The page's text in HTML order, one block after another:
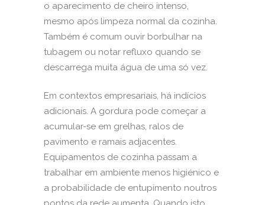
o aparecimento de cheiro intenso,
mesmo após limpeza normal da cozinha.
Também é comum ouvir borbulhar na
tubagem ou notar refluxo quando se
descarrega muita água de uma só vez.
Em contextos empresariais, há indícios
adicionais. A gordura pode começar a
acumular-se em grelhas, ralos de
pavimento e ramais adjacentes.
Equipamentos de cozinha passam a
trabalhar em ambiente menos higiénico e
a probabilidade de entupimento noutros